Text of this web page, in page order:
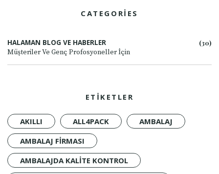
CATEGORIES
HALAMAN BLOG VE HABERLER
Müşteriler Ve Genç Profosyoneller İçin
(30)
ETİKETLER
AKILLI ALL4PACK
AMBALAJ
AMBALAJ FIRMASI
AMBALAJDA KALITE KONTROL